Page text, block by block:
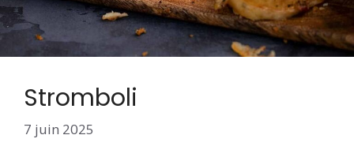
Stromboli
7 juin 2025